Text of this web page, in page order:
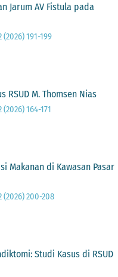
Jarum AV Fistula pada
191-199
M. Thomsen Nias
164-171
Makanan di Kawasan Pasar
200-208
Studi Kasus di RSUD